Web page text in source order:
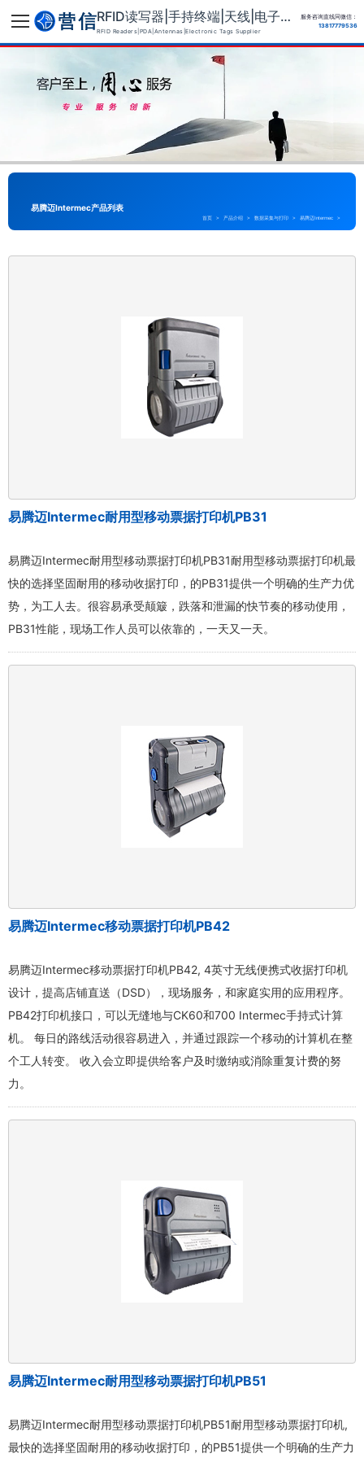
RFID读写器|手持终端|天线|电子标签供应商
RFID Readers|PDA|Antennas|Electronic Tags Supplier
服务咨询直线同微信：
13817779536
易腾迈Intermec产品列表
首页 > 产品介绍 > 数据采集与打印 > 易腾迈Intermec >
易腾迈Intermec耐用型移动票据打印机PB31
易腾迈Intermec耐用型移动票据打印机PB31耐用型移动票据打印机最
快的选择坚固耐用的移动收据打印，的PB31提供一个明确的生产力优
势，为工人去。很容易承受颠簸，跌落和泄漏的快节奏的移动使用，
PB31性能，现场工作人员可以依靠的，一天又一天。
易腾迈Intermec移动票据打印机PB42
易腾迈Intermec移动票据打印机PB42, 4英寸无线便携式收据打印机
设计，提高店铺直送（DSD），现场服务，和家庭实用的应用程序。
PB42打印机接口，可以无缝地与CK60和700 Intermec手持式计算
机。 每日的路线活动很容易进入，并通过跟踪一个移动的计算机在整
个工人转变。 收入会立即提供给客户及时缴纳或消除重复计费的努
力。
易腾迈Intermec耐用型移动票据打印机PB51
易腾迈Intermec耐用型移动票据打印机PB51耐用型移动票据打印机,
最快的选择坚固耐用的移动收据打印，的PB51提供一个明确的生产力